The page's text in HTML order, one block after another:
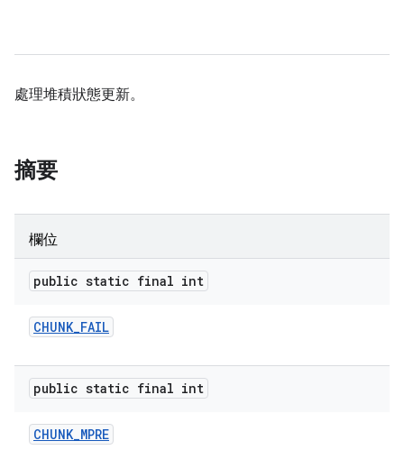
處理堆積狀態更新。
摘要
欄位
public static final int
CHUNK_FAIL
public static final int
CHUNK_MPRE